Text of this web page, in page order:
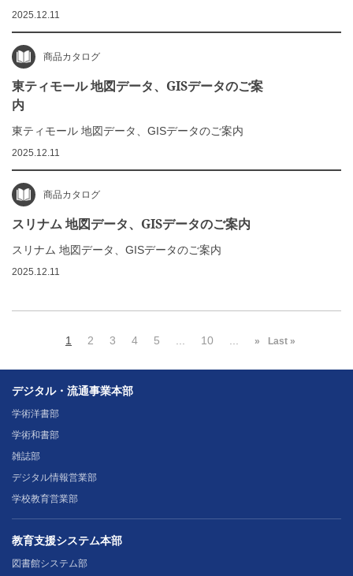
2025.12.11
商品カタログ
東ティモール 地図データ、GISデータのご案
内
東ティモール 地図データ、GISデータのご案内
2025.12.11
商品カタログ
スリナム 地図データ、GISデータのご案内
スリナム 地図データ、GISデータのご案内
2025.12.11
1 2 3 4 5 10 » Last »
デジタル・流通事業本部
学術洋書部
学術和書部
雑誌部
デジタル情報営業部
学校教育営業部
教育支援システム本部
図書館システム部